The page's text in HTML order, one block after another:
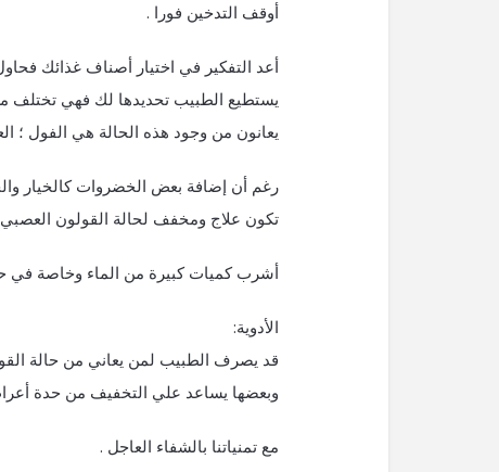
أوقف التدخين فورا .
أعد التفكير في اختيار أصناف غذائك
يستطيع الطبيب تحديدها لك فهي تختلف
يعانون من وجود هذه الحالة هي الفول ؛
رغم أن إضافة بعض الخضروات كالخيار
تكون علاج ومخفف لحالة القولون
أشرب كميات كبيرة من الماء وخاصة في
الأدوية:
قد يصرف الطبيب لمن يعاني من حالة
وبعضها يساعد علي التخفيف من حدة
مع تمنياتنا بالشفاء العاجل .